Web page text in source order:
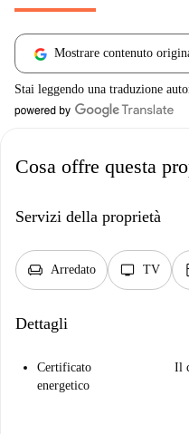
Mostrare contenuto
Stai leggendo una traduzione
Cosa offre questa
Servizi della proprietà
chair Arredato tv TV
Dettagli
Certificato
energetico
Il